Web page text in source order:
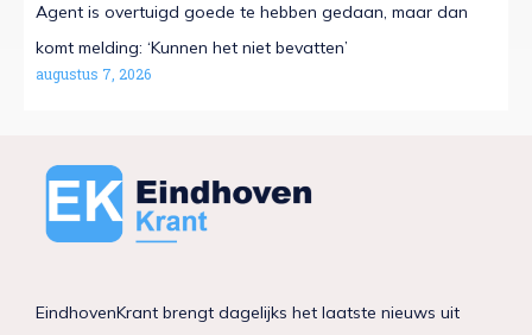
Agent is overtuigd goede te hebben gedaan, maar dan
komt melding: ‘Kunnen het niet bevatten’
augustus 7, 2026
EindhovenKrant brengt dagelijks het laatste nieuws uit